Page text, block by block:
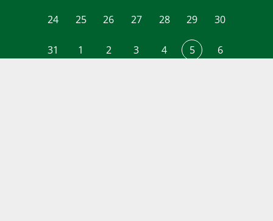
24 25 26 27 28 29 30
31 1 2 3 4 5 6